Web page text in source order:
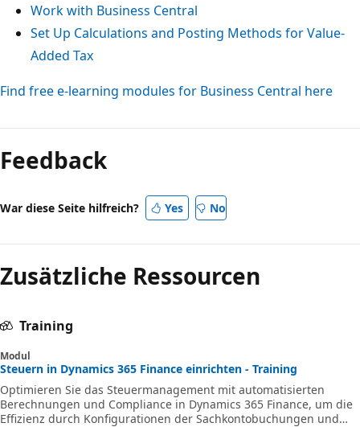
Work with Business Central
Set Up Calculations and Posting Methods for Value-
Added Tax
Find free e-learning modules for Business Central here
deaktiviert
Feedback
War diese Seite hilfreich? Yes No
Zusätzliche Ressourcen
Training
Modul
Steuern in Dynamics 365 Finance einrichten - Training
Optimieren Sie das Steuermanagement mit automatisierten
Berechnungen und Compliance in Dynamics 365 Finance, um die
Effizienz durch Konfigurationen der Sachkontobuchungen und